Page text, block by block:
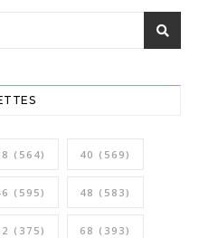
(564) 40 (569)
(595) 48 (583)
(375) 68 (393)